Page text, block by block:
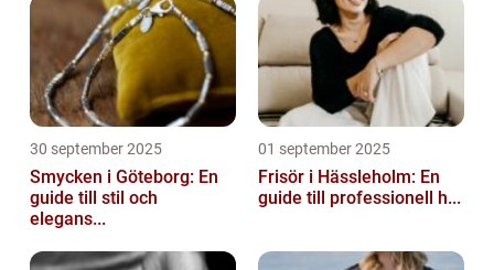
30 september 2025
Smycken i Göteborg: En
guide till stil och
elegans...
01 september 2025
Frisör i Hässleholm: En
guide till professionell h...